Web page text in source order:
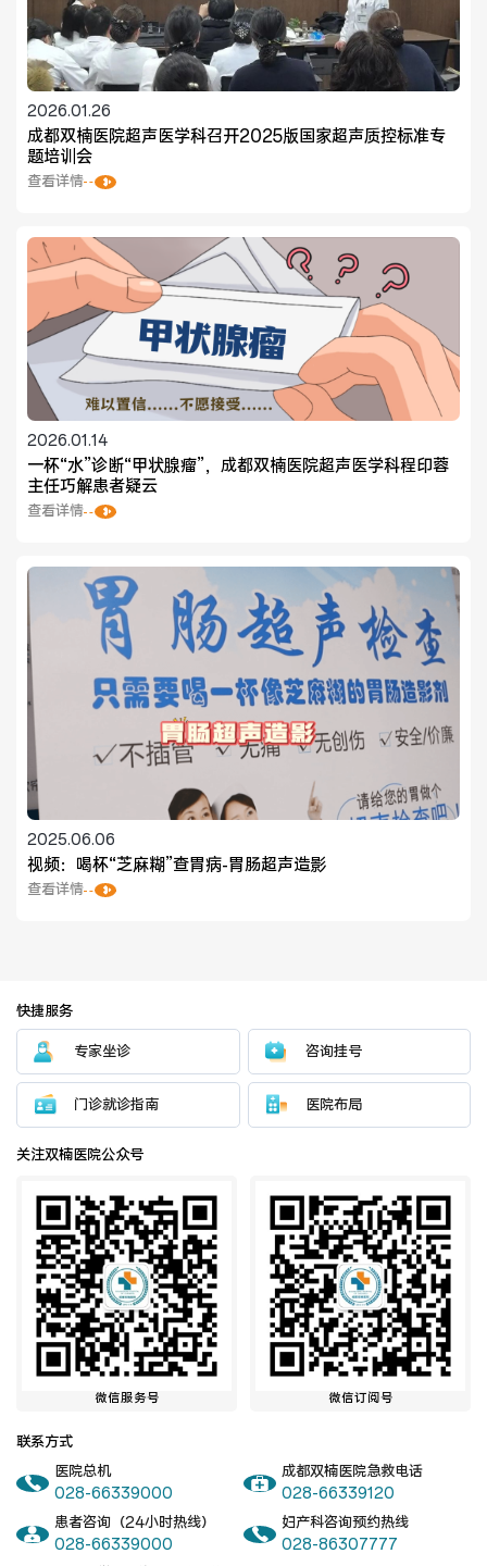
2026.01.26
成都双楠医院超声医学科召开2025版国家超声质控标准专
题培训会
查看详情
2026.01.14
一杯“水”诊断“甲状腺瘤”，成都双楠医院超声医学科程印蓉
主任巧解患者疑云
查看详情
2025.06.06
视频：喝杯“芝麻糊”查胃病-胃肠超声造影
查看详情
快捷服务
专家坐诊 咨询挂号
门诊就诊指南 医院布局
关注双楠医院公众号
微信服务号 微信订阅号
联系方式
医院总机
028-66339000
成都双楠医院急救电话
028-66339120
患者咨询（24小时热线）
028-66339000
妇产科咨询预约热线
028-86307777